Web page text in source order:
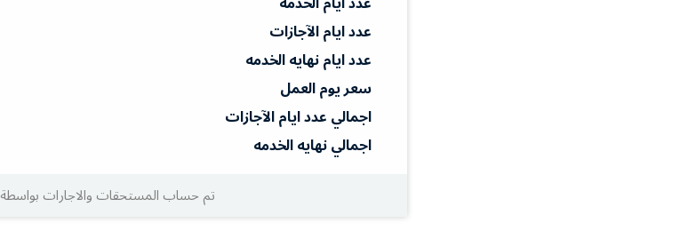
عدد ايام الآجازات
عدد ايام نهايه الخدمه
سعر يوم العمل
اجمالي عدد ايام الآجازات
اجمالي نهايه الخدمه
تم حساب المستحقات والاجارات بواسطة